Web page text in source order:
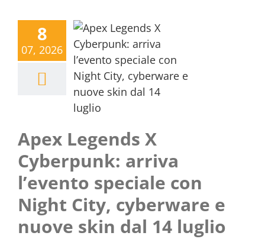
8
07, 2026
Apex Legends X
Cyberpunk: arriva
l’evento speciale con
Night City, cyberware e
nuove skin dal 14 luglio